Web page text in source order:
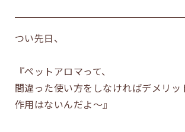
つい先日、
『ペットアロマって、
間違った使い方をしなければデメリッ
作用はないんだよ～』